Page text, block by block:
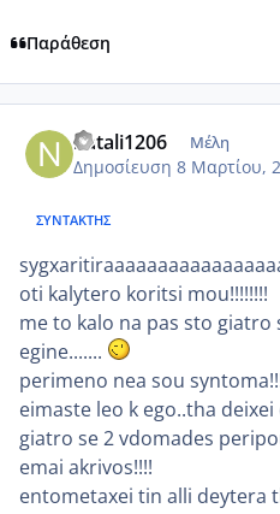
Παράθεση
natali1206 Μέλη
Δημοσίευση 8 Μαρτίου,
ΣΥΝΤΆΚΤΗΣ
oti kalytero koritsi mou!!!!!!!!
me to kalo na pas sto giatro
egine.......
perimeno nea sou
eimaste leo k ego..tha
giatro se 2 vdomades
emai akrivos!!!!
entometaxei tin alli deytera